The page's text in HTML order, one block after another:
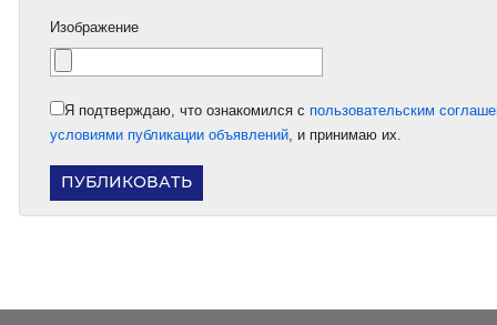
Изображение
Я подтверждаю, что ознакомился с пользовательским
условиями публикации объявлений , и принимаю их.